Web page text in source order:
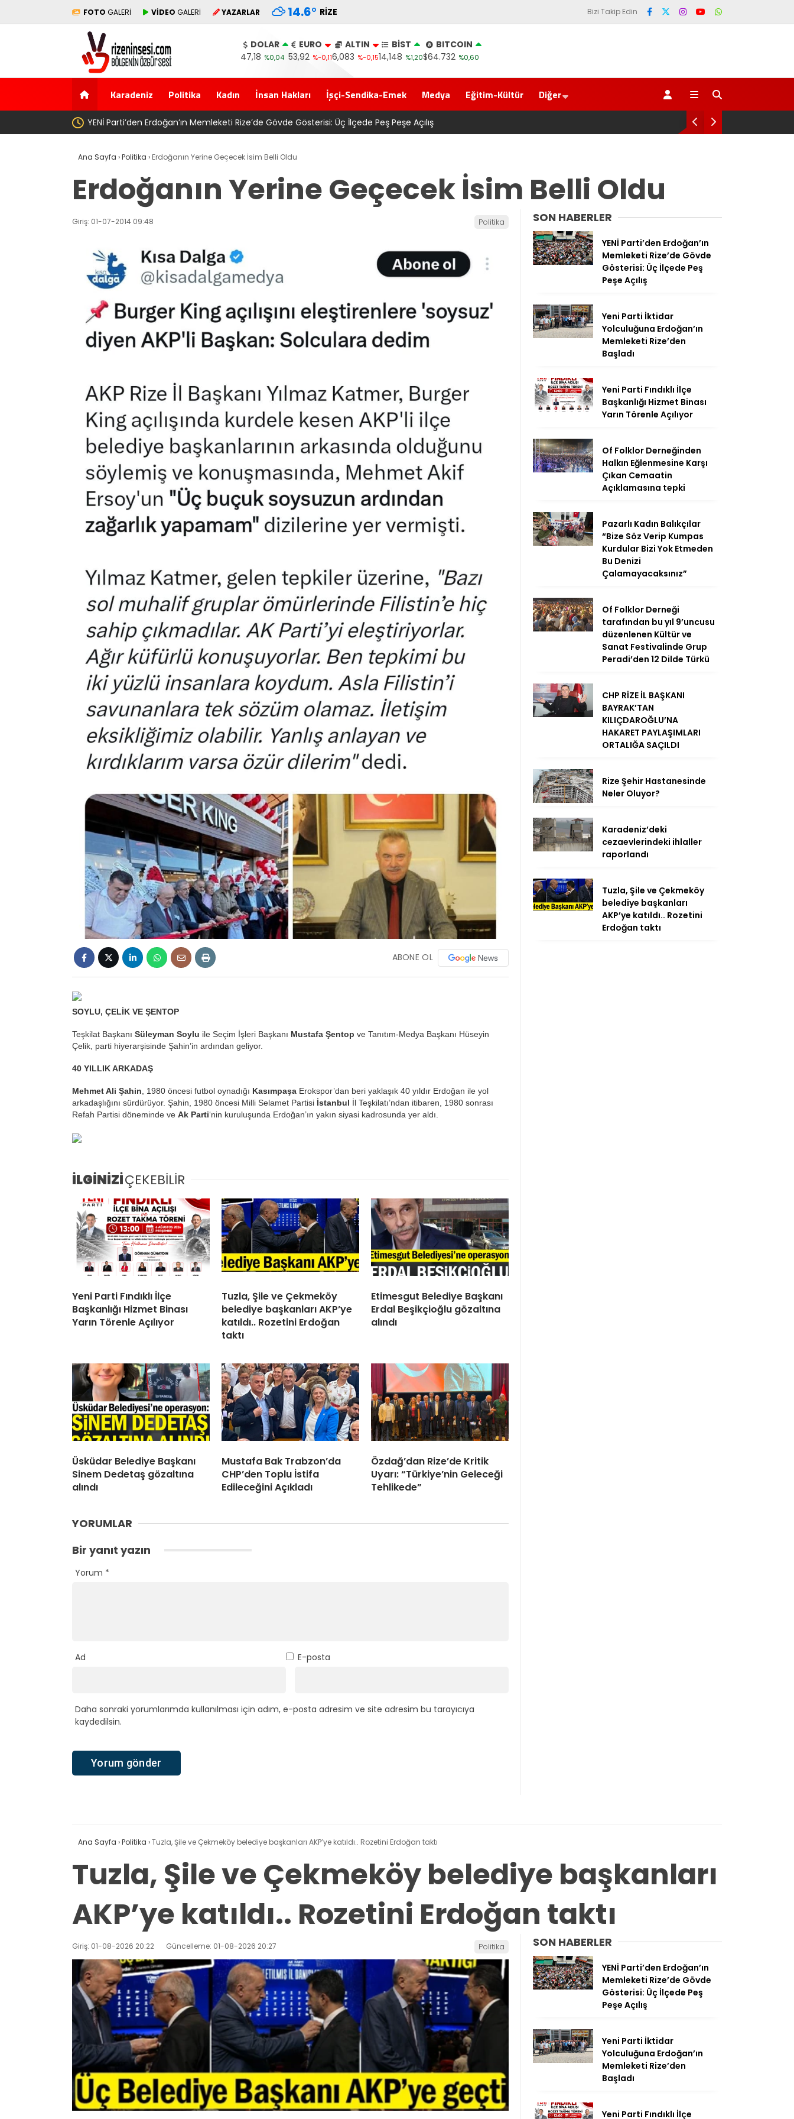
FOTO GALERİ VİDEO GALERİ YAZARLAR 14.6° RIZE Bizi Takip Edin
DOLAR
47,18 %0,04
EURO
53,92 %-0,11
ALTIN
6,083 %-0,15
BİST
14,148 %1,20
BITCOIN
$64.732 %0,60
Karadeniz Politika Kadın İnsan Hakları İşçi-Sendika-Emek Medya Eğitim-Kültür Diğer
YENİ Parti’den Erdoğan’ın Memleketi Rize’de Gövde Gösterisi: Üç İlçede Peş Peşe Açılış SAYIN BAKAN YA O TARAFI DA BİLİYOR
Ana Sayfa ›Politika › Erdoğanın Yerine Geçecek İsim Belli Oldu
Erdoğanın Yerine Geçecek İsim Belli Oldu
Giriş: 01-07-2014 09:48 Politika
ABONE OL
SOYLU, ÇELİK VE ŞENTOP
Teşkilat Başkanı Süleyman Soylu ile Seçim İşleri Başkanı Mustafa Şentop ve Tanıtım-Medya Başkanı Hüseyin
Çelik, parti hiyerarşisinde Şahin’in ardından geliyor.
40 YILLIK ARKADAŞ
Mehmet Ali Şahin , 1980 öncesi futbol oynadığı Kasımpaşa Erokspor’dan beri yaklaşık 40 yıldır Erdoğan ile yol
arkadaşlığını sürdürüyor. Şahin, 1980 öncesi Milli Selamet Partisi İstanbul İl Teşkilatı’ndan itibaren, 1980 sonrası
Refah Partisi döneminde ve Ak Parti‘nin kuruluşunda Erdoğan’ın yakın siyasi kadrosunda yer aldı.
İLGİNİZİÇEKEBİLİR
Yeni Parti Fındıklı İlçe
Başkanlığı Hizmet Binası
Yarın Törenle Açılıyor
Tuzla, Şile ve Çekmeköy
belediye başkanları AKP’ye
katıldı.. Rozetini Erdoğan
taktı
Etimesgut Belediye Başkanı
Erdal Beşikçioğlu gözaltına
alındı
Üsküdar Belediye Başkanı
Sinem Dedetaş gözaltına
alındı
Mustafa Bak Trabzon’da
CHP’den Toplu İstifa
Edileceğini Açıkladı
Özdağ’dan Rize’de Kritik
Uyarı: “Türkiye’nin Geleceği
Tehlikede”
YORUMLAR
Bir yanıt yazın
Yorum *
Ad E-posta
Daha sonraki yorumlarımda kullanılması için adım, e-posta adresim ve site adresim bu tarayıcıya
kaydedilsin.
SON HABERLER
YENİ Parti’den Erdoğan’ın
Memleketi Rize’de Gövde
Gösterisi: Üç İlçede Peş
Peşe Açılış
Yeni Parti İktidar
Yolculuğuna Erdoğan’ın
Memleketi Rize’den
Başladı
Yeni Parti Fındıklı İlçe
Başkanlığı Hizmet Binası
Yarın Törenle Açılıyor
Of Folklor Derneğinden
Halkın Eğlenmesine Karşı
Çıkan Cemaatin
Açıklamasına tepki
Pazarlı Kadın Balıkçılar
“Bize Söz Verip Kumpas
Kurdular Bizi Yok Etmeden
Bu Denizi
Çalamayacaksınız”
Of Folklor Derneği
tarafından bu yıl 9’uncusu
düzenlenen Kültür ve
Sanat Festivalinde Grup
Peradi’den 12 Dilde Türkü
CHP RİZE İL BAŞKANI
BAYRAK’TAN
KILIÇDAROĞLU’NA
HAKARET PAYLAŞIMLARI
ORTALIĞA SAÇILDI
Rize Şehir Hastanesinde
Neler Oluyor?
Karadeniz’deki
cezaevlerindeki ihlaller
raporlandı
Tuzla, Şile ve Çekmeköy
belediye başkanları
AKP’ye katıldı.. Rozetini
Erdoğan taktı
Ana Sayfa ›Politika ›Tuzla, Şile ve Çekmeköy belediye başkanları AKP’ye katıldı.. Rozetini Erdoğan taktı
Tuzla, Şile ve Çekmeköy belediye başkanları
AKP’ye katıldı.. Rozetini Erdoğan taktı
Giriş: 01-08-2026 20:22 Güncelleme: 01-08-2026 20:27 Politika SON HABERLER
YENİ Parti’den Erdoğan’ın
Memleketi Rize’de Gövde
Gösterisi: Üç İlçede Peş
Peşe Açılış
Yeni Parti İktidar
Yolculuğuna Erdoğan’ın
Memleketi Rize’den
Başladı
Yeni Parti Fındıklı İlçe